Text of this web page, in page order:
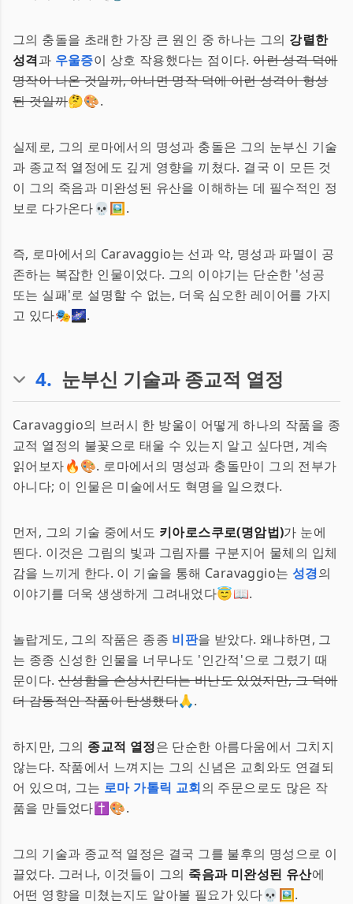
그의 충돌을 초래한 가장 큰 원인 중 하나는 그의 강렬한
성격과 우울증이 상호 작용했다는 점이다.이런 성격 덕에
명작이 나온 것일까, 아니면 명작 덕에 이런 성격이 형성
된 것일까🤔🎨.
실제로, 그의 로마에서의 명성과 충돌은 그의 눈부신 기술
과 종교적 열정에도 깊게 영향을 끼쳤다. 결국 이 모든 것
이 그의 죽음과 미완성된 유산을 이해하는 데 필수적인 정
보로 다가온다💀🖼️.
즉, 로마에서의 Caravaggio는 선과 악, 명성과 파멸이 공
존하는 복잡한 인물이었다. 그의 이야기는 단순한 '성공
또는 실패'로 설명할 수 없는, 더욱 심오한 레이어를 가지
고 있다🎭🌌.
4. 눈부신 기술과 종교적 열정
Caravaggio의 브러시 한 방울이 어떻게 하나의 작품을 종
교적 열정의 불꽃으로 태울 수 있는지 알고 싶다면, 계속
읽어보자🔥🎨. 로마에서의 명성과 충돌만이 그의 전부가
아니다; 이 인물은 미술에서도 혁명을 일으켰다.
먼저, 그의 기술 중에서도 키아로스쿠로(명암법)가 눈에
띈다. 이것은 그림의 빛과 그림자를 구분지어 물체의 입체
감을 느끼게 한다. 이 기술을 통해 Caravaggio는 성경의
이야기를 더욱 생생하게 그려내었다😇📖.
놀랍게도, 그의 작품은 종종 비판을 받았다. 왜냐하면, 그
는 종종 신성한 인물을 너무나도 '인간적'으로 그렸기 때
문이다. 신성함을 손상시킨다는 비난도 있었지만, 그 덕에
더 감동적인 작품이 탄생했다🙏.
하지만, 그의 종교적 열정은 단순한 아름다움에서 그치지
않는다. 작품에서 느껴지는 그의 신념은 교회와도 연결되
어 있으며, 그는 로마 가톨릭 교회의 주문으로도 많은 작
품을 만들었다✝️🎨.
그의 기술과 종교적 열정은 결국 그를 불후의 명성으로 이
끌었다. 그러나, 이것들이 그의 죽음과 미완성된 유산에
어떤 영향을 미쳤는지도 알아볼 필요가 있다💀🖼️.